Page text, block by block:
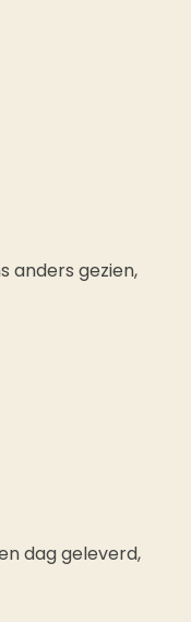
anders gezien,
dag geleverd,